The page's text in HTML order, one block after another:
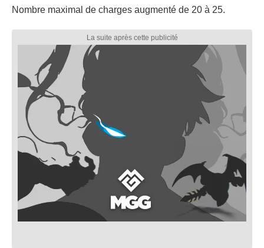
Nombre maximal de charges augmenté de 20 à 25.